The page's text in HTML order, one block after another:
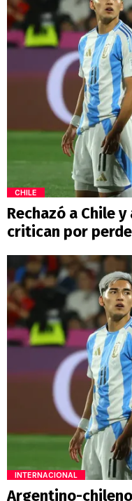
CHILE
Rechazó a Chile
critican por
INTERNACIONAL
Argentino-